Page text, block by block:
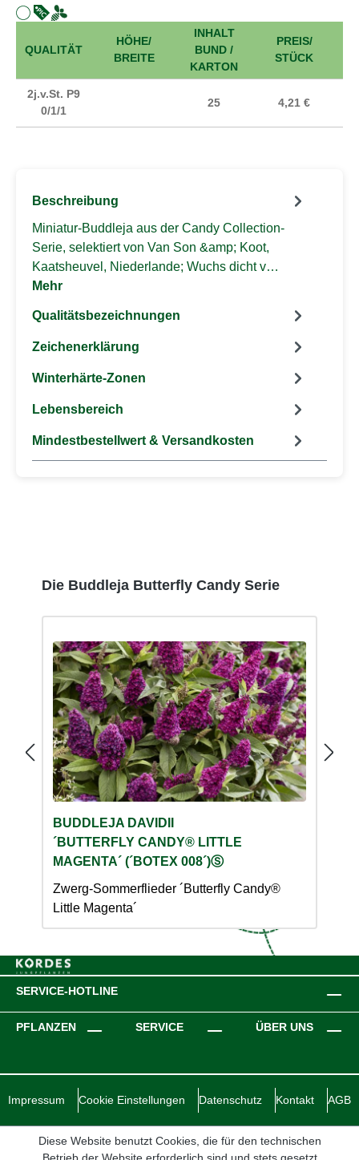
QUALITÄT
HÖHE/
BREITE
INHALT
BUND /
KARTON
PREIS/
STÜCK
2j.v.St. P9
0/1/1
25 4,21 €
Beschreibung
Miniatur-Buddleja aus der Candy Collection-
Serie, selektiert von Van Son &amp; Koot,
Kaatsheuvel, Niederlande; Wuchs dicht v…
Mehr
Qualitätsbezeichnungen
Zeichenerklärung
Winterhärte-Zonen
Lebensbereich
Mindestbestellwert & Versandkosten
Produktgalerie überspringen
Die Buddleja Butterfly Candy Serie
BUDDLEJA DAVIDII
´BUTTERFLY CANDY® LITTLE
MAGENTA´ (´BOTEX 008´)Ⓢ
Zwerg-Sommerflieder ´Butterfly Candy®
Little Magenta´
SERVICE-HOTLINE
PFLANZEN SERVICE ÜBER UNS
Impressum Cookie Einstellungen Datenschutz Kontakt AGB
Diese Website benutzt Cookies, die für den technischen